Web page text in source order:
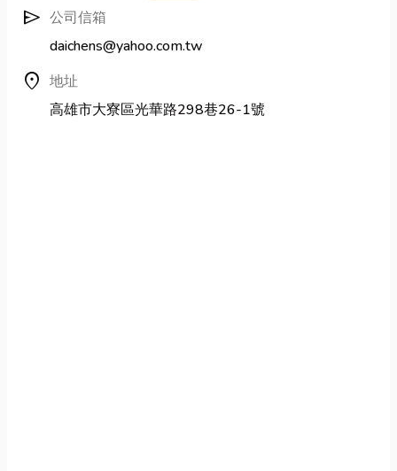
send 公司信箱
daichens@yahoo.com.tw
location_on 地址
高雄市大寮區光華路298巷26-1號